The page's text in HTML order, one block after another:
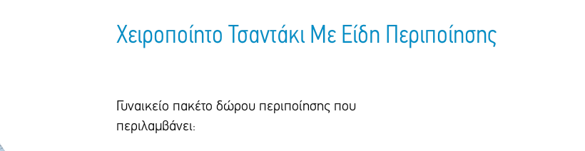
Χειροποίητο Τσαντάκι Με Είδη Περιποίησης
Γυναικείο πακέτο δώρου περιποίησης που
περιλαμβάνει: